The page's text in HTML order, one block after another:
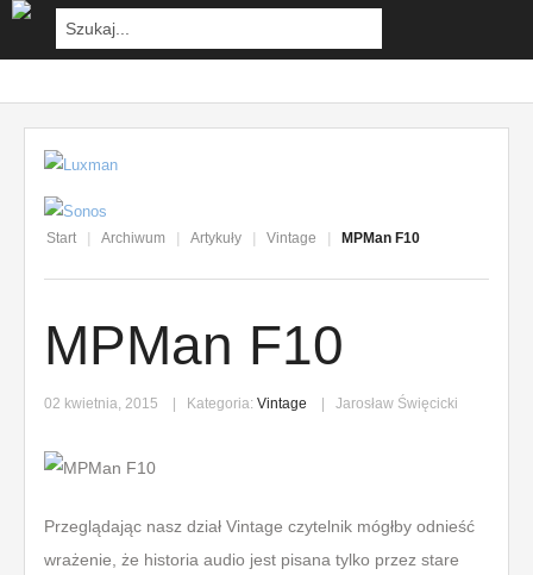
Start Archiwum Artykuły Vintage MPMan F10
MPMan F10
02 kwietnia, 2015 Kategoria: Vintage Jarosław Święcicki
Przeglądając nasz dział Vintage czytelnik mógłby odnieść
wrażenie, że historia audio jest pisana tylko przez stare